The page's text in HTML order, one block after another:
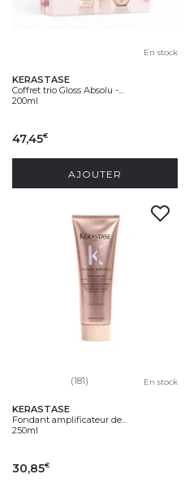
En stock
KERASTASE
Coffret trio Gloss Absolu -...
200ml
47,45€
AJOUTER
(181) En stock
KERASTASE
Fondant amplificateur de...
250ml
30,85€